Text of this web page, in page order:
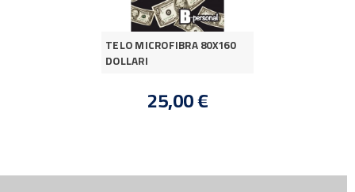
TELO MICROFIBRA 80X160
DOLLARI
25,00 €